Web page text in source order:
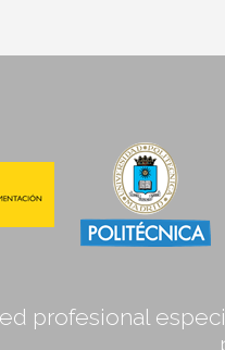
profesional